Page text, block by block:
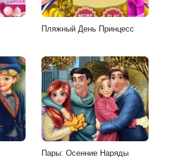
Пляжный День Принцесс
Пары: Осенние Наряды